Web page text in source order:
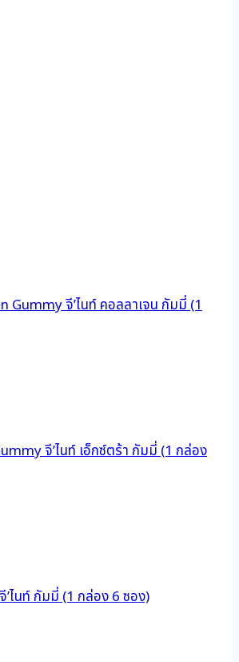
Gummy จี’ไนท์ คอลลาเจน กัมมี่ (1
จี’ไนท์ เอ็กซ์ตร้า กัมมี่ (1 กล่อง
ไนท์ กัมมี่ (1 กล่อง 6 ซอง)